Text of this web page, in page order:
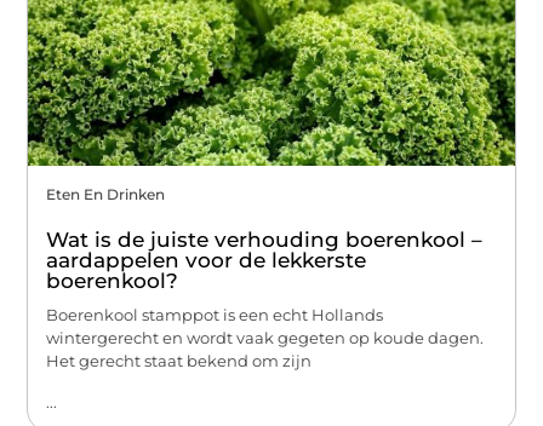
Eten En Drinken
Wat is de juiste verhouding boerenkool –
aardappelen voor de lekkerste
boerenkool?
Boerenkool stamppot is een echt Hollands
wintergerecht en wordt vaak gegeten op koude dagen.
Het gerecht staat bekend om zijn
...